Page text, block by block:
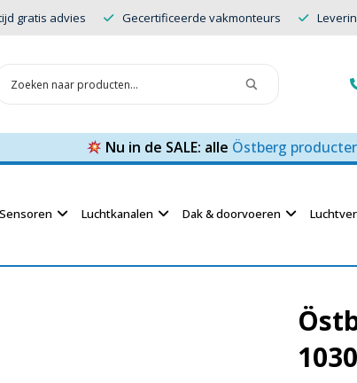
gratis advies Gecertificeerde vakmonteurs
Nu in de SALE: alle Östberg
Luchtkanalen Dak & doorvoeren